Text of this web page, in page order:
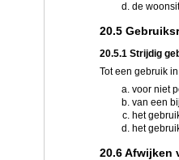
de
20.5
20.5.1 Strijdig
Tot een gebruik
voor niet
van een
het
het
20.6 Afwijken